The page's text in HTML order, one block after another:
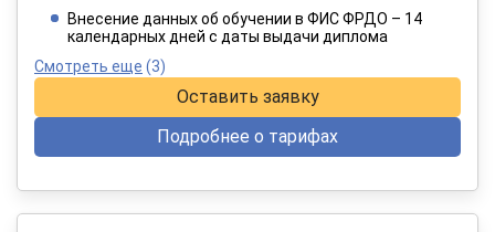
При оплате в рассрочку на 12 месяцев
Внесение данных об обучении в ФИС ФРДО – 14
календарных дней с даты выдачи диплома
Смотреть еще (3)
Оставить заявку
Подробнее о тарифах